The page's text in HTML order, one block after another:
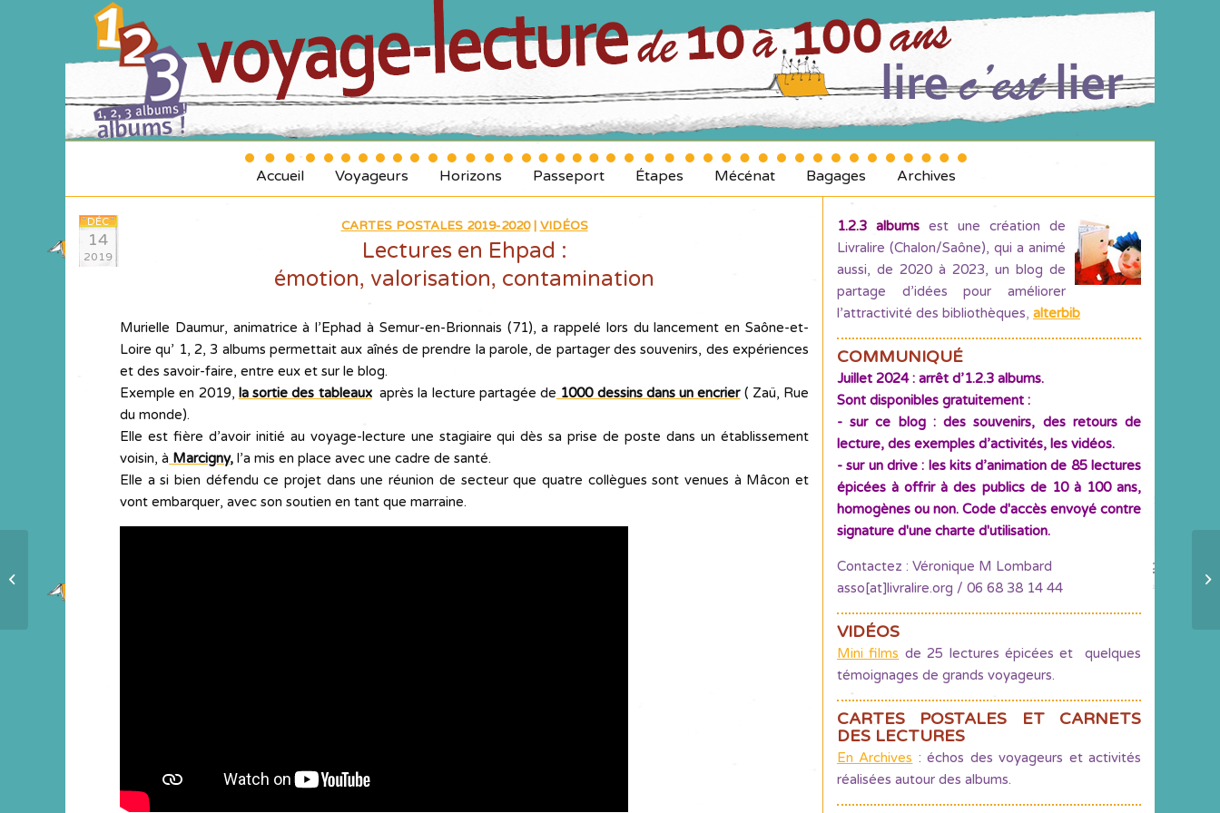
Accueil Voyageurs Horizons Passeport Étapes Mécénat Bagages Archives
DÉC
14
2019
CARTES POSTALES 2019-2020| VIDÉOS
Lectures en Ehpad :
émotion, valorisation, contamination
Murielle Daumur, animatrice à l’Ephad à Semur-en-Brionnais (71), a rappelé lors du lancement en Saône-et-
Loire qu’ 1, 2, 3 albums permettait aux aînés de prendre la parole, de partager des souvenirs, des expériences
et des savoir-faire, entre eux et sur le blog.
Exemple en 2019, la sortie des tableaux après la lecture partagée de 1000 dessins dans un encrier( Zaü, Rue
du monde).
Elle est fière d’avoir initié au voyage-lecture une stagiaire qui dès sa prise de poste dans un établissement
voisin, à Marcigny, l’a mis en place avec une cadre de santé.
Elle a si bien défendu ce projet dans une réunion de secteur que quatre collègues sont venues à Mâcon et
vont embarquer, avec son soutien en tant que marraine.
1.2.3 albums est une création de
Livralire (Chalon/Saône), qui a animé
aussi, de 2020 à 2023, un blog de
partage d’idées pour améliorer
l’attractivité des bibliothèques, alterbib
COMMUNIQUÉ
Juillet 2024 : arrêt d’1.2.3 albums.
Sont disponibles gratuitement :
- sur ce blog : des souvenirs, des retours de
lecture, des exemples d’activités, les vidéos.
- sur un drive : les kits d’animation de 85 lectures
épicées à offrir à des publics de 10 à 100 ans,
homogènes ou non. Code d'accès envoyé contre
signature d'une charte d'utilisation.
Contactez : Véronique M Lombard
asso[at]livralire.org / 06 68 38 14 44
VIDÉOS
Mini films de 25 lectures épicées et quelques
témoignages de grands voyageurs.
CARTES POSTALES ET CARNETS
DES LECTURES
En Archives : échos des voyageurs et activités
réalisées autour des albums.
d’air !
2,